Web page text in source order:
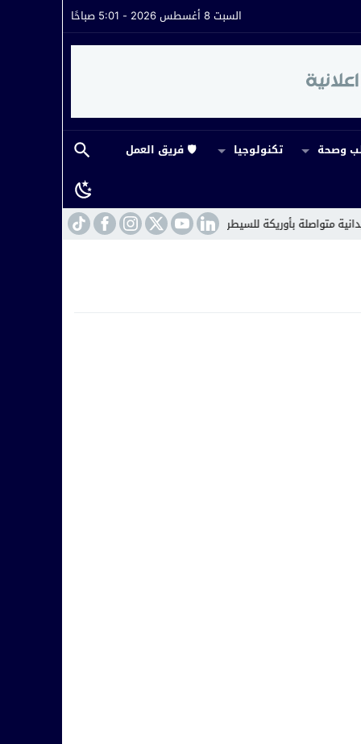
السبت 8 أغسطس 2026 - 5:01 صباحًا
وصحة تكنولوجيا 🛡️ فريق العمل
بأوريكة للسيطرة على حريق إكروفلا.. وحضور ميداني لافت لقائد القيادة